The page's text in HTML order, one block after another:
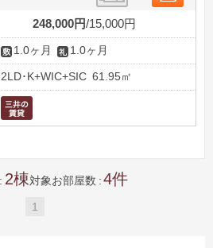
248,000円 15,000円
1.0ヶ月 1.0ヶ月
2LD･K+WIC+SIC 61.95㎡
2 対象お部屋数 4
1